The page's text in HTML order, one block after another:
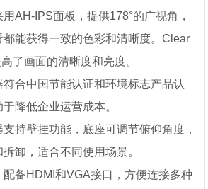
用AH-IPS面板，提供178°的广视角，
能获得一致的色彩和清晰度。Clear
了画面的清晰度和亮度。
符合中国节能认证和环境标志产品认
降低企业运营成本。
支持壁挂功能，底座可调节俯仰角度，
卸，适合不同使用场景。
配备HDMI和VGA接口，方便连接多种